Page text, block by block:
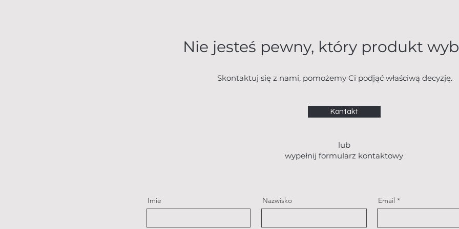
Nie jesteś pewny, który produkt
Skontaktuj się z nami, pomożemy Ci podjąć właściwą decyzję.
Kontakt
lub
wypełnij formularz kontaktowy
Imie Nazwisko
Email